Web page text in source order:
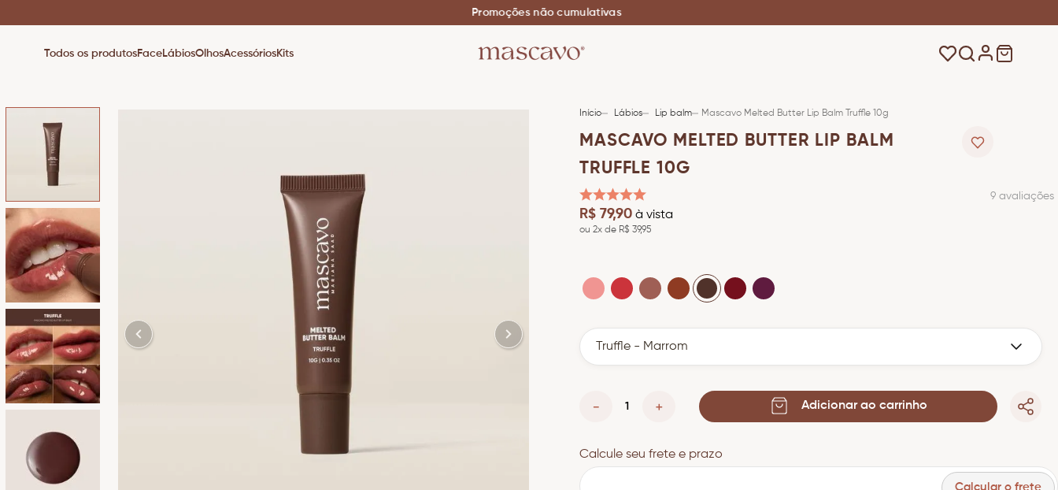
Promoções não cumulativas
Todos os produtosFaceLábiosOlhosAcessóriosKits
Lábios Lip balm Mascavo Melted Butter Lip Balm Truffle 10g
MASCAVO MELTED BUTTER LIP BALM
TRUFFLE 10G
9 avaliações
R$ 79,90 à vista
ou 2x de R$ 39,95
Truffle - Marrom
＋
－ Adicionar ao carrinho
CEP
Calcular o frete